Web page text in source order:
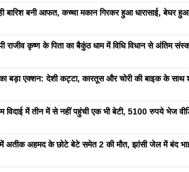
बारिश बनी आफत, कच्चा मकान गिरकर हुआ धारासाई, बेघर हुआ
राजीव कृष्ण के पिता का बैकुंठ धाम में विधि विधान से अंतिम
बड़ा एक्शन: देशी कट्टा, कारतूस और चोरी की बाइक के साथ
विदाई में तीन में से नहीं पहुंची एक भी बेटी, 5100 रुपये भेज
अतीक अहमद के छोटे बेटे समेत 2 की मौत, झांसी जेल में बंद